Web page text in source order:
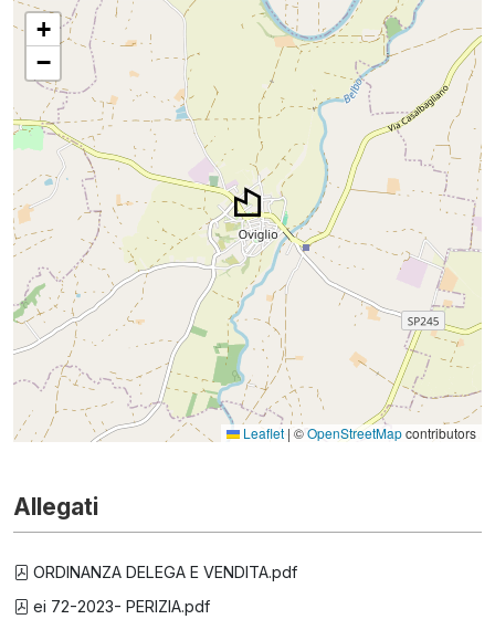
+
−
Leaflet | ©OpenStreetMapcontributors
Allegati
ORDINANZA DELEGA E VENDITA.pdf
ei 72-2023- PERIZIA.pdf